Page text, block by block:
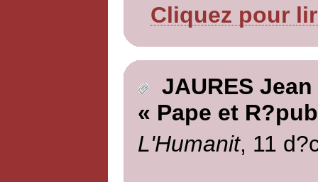
Cliquez pour
JAURES Jean
« Pape et
L'Humanit, 11